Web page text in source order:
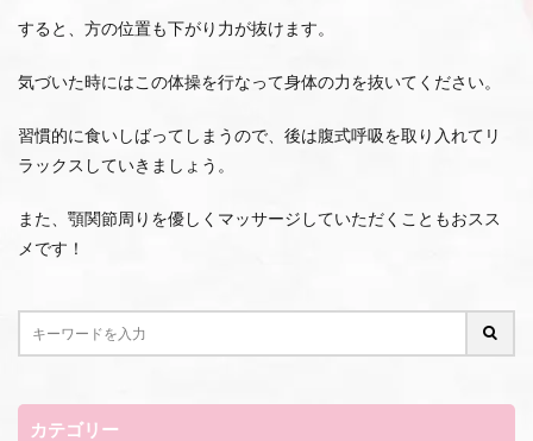
すると、方の位置も下がり力が抜けます。
気づいた時にはこの体操を行なって身体の力を抜いてください。
習慣的に食いしばってしまうので、後は腹式呼吸を取り入れてリ
ラックスしていきましょう。
また、顎関節周りを優しくマッサージしていただくこともおスス
メです！
カテゴリー